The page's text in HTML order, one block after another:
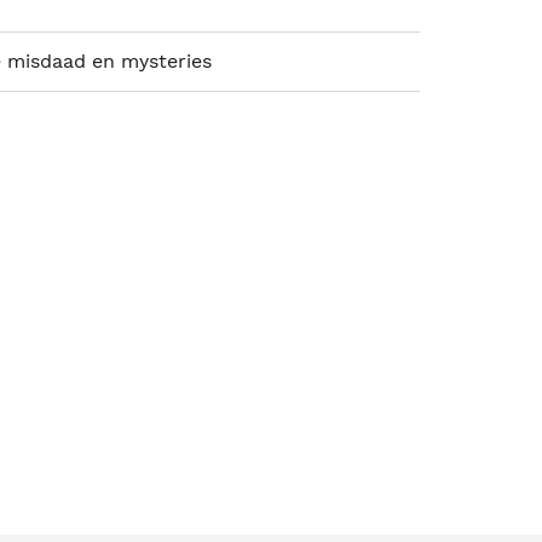
misdaad en mysteries